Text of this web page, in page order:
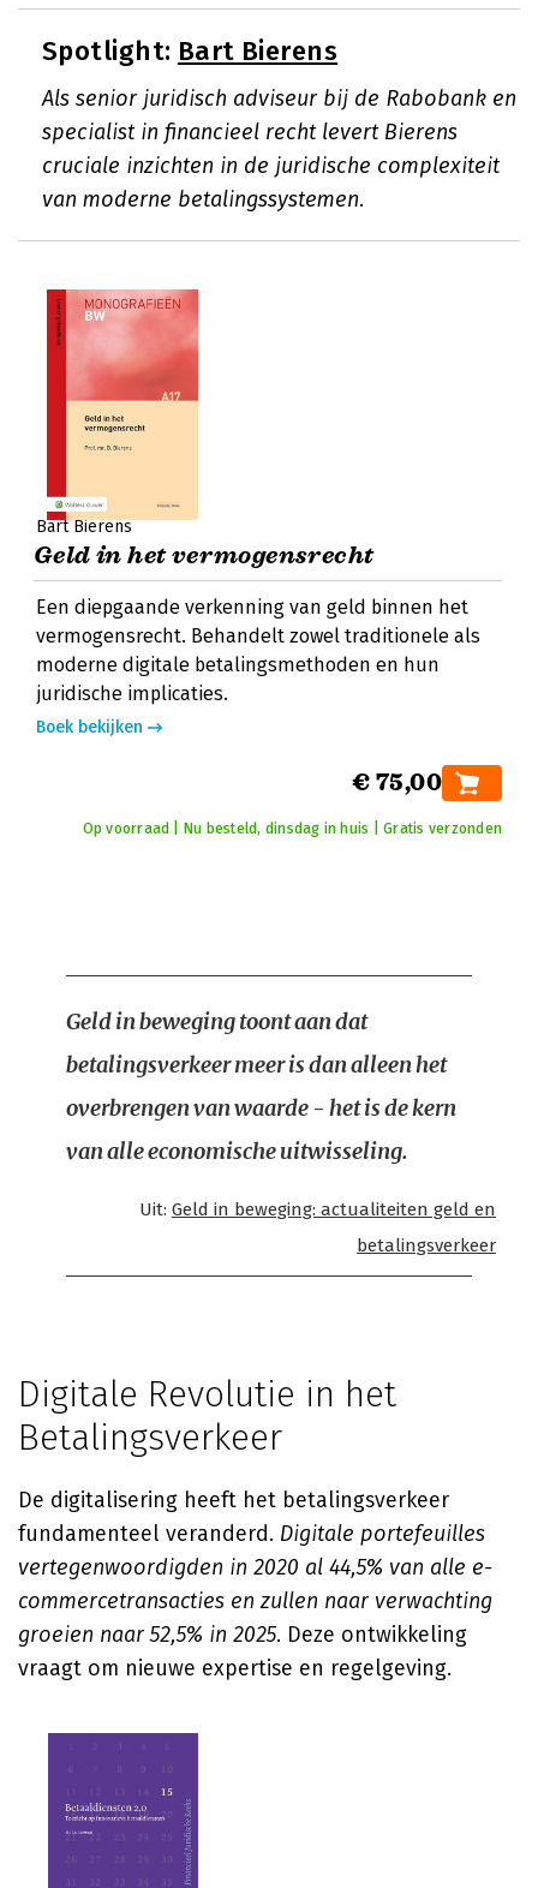
Spotlight: Bart Bierens
Als senior juridisch adviseur bij de Rabobank en
specialist in financieel recht levert Bierens
cruciale inzichten in de juridische complexiteit
van moderne betalingssystemen.
Bart Bierens
Geld in het vermogensrecht
Een diepgaande verkenning van geld binnen het
vermogensrecht. Behandelt zowel traditionele als
moderne digitale betalingsmethoden en hun
juridische implicaties.
Boek bekijken
€ 75,00
Op voorraad | Nu besteld, dinsdag in huis | Gratis verzonden
Geld in beweging toont aan dat
betalingsverkeer meer is dan alleen het
overbrengen van waarde - het is de kern
van alle economische uitwisseling.
Uit: Geld in beweging: actualiteiten geld en
betalingsverkeer
Digitale Revolutie in het
Betalingsverkeer
De digitalisering heeft het betalingsverkeer
fundamenteel veranderd. Digitale portefeuilles
vertegenwoordigden in 2020 al 44,5% van alle e-
commercetransacties en zullen naar verwachting
groeien naar 52,5% in 2025. Deze ontwikkeling
vraagt om nieuwe expertise en regelgeving.